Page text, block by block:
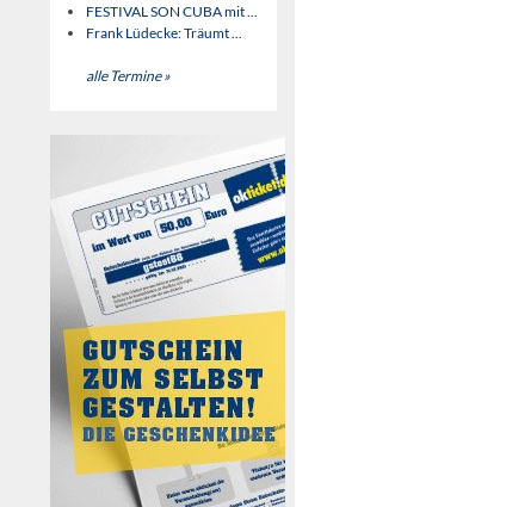
FESTIVAL SON CUBA mit ...
Frank Lüdecke: Träumt ...
alle Termine »